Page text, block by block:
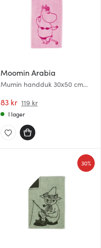
Moomin Arabia
Mumin handduk 30x50 cm
83 kr 119 kr
I lager
30%